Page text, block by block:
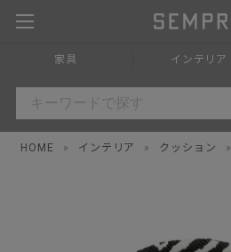
家具 インテリア
HOME » インテリア » クッション »